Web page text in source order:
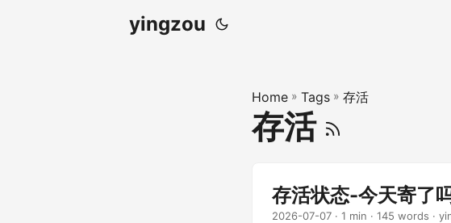
yingzou
Home » Tags » 存活
存活
存活状态-今天寄了
2026-07-07 · 1 min · 145 words ·